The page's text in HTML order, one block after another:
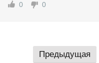
0 0
Предыдущая